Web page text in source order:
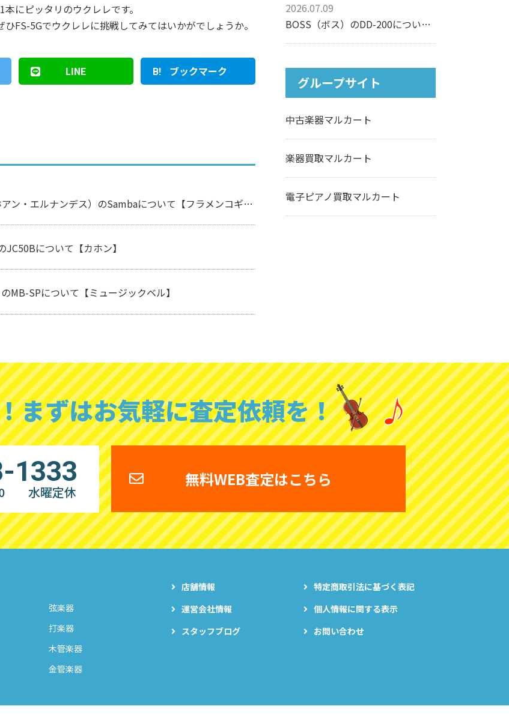
にピッタリのウクレレです。
FS-5Gでウクレレに挑戦してみてはいかがでしょうか。
LINE ブックマーク
・エルナンデス）のSambaについて【フラメンコギター】
について【カホン】
MB-SPについて【ミュージックベル】
2026.07.09
BOSS（ボス）のDD-200について【エフェクター】
グループサイト
中古楽器マルカート
楽器買取マルカート
電子ピアノ買取マルカート
まずはお気軽に査定依頼を！
1333
水曜定休
無料WEB査定はこちら
弦楽器
打楽器
木管楽器
金管楽器
店舗情報
運営会社情報
スタッフブログ
特定商取引法に基づく表記
個人情報に関する表示
お問い合わせ